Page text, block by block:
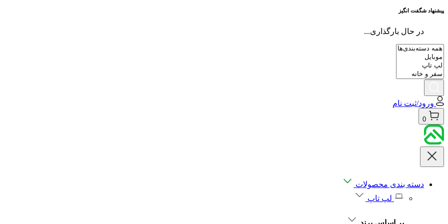
پیشنهاد شگفت انگیز
در حال بارگذاری...
ورود/ثبت نام
0
دسته بندی محصولات
لپ تاپ